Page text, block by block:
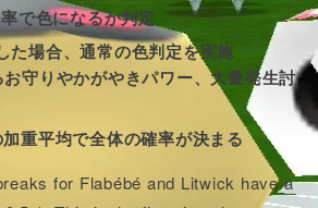
で色になるか判定
た場合、通常の色判定を実施
守りやかがやきパワー、大量発生討
重平均で全体の確率が決まる
for Flabébé and Litwick have a